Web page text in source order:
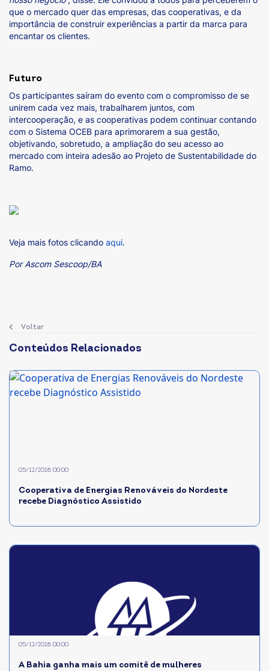
que o mercado quer das empresas, das cooperativas, e da
importância de construir experiências a partir da marca para
encantar os clientes.
Futuro
Os participantes saíram do evento com o compromisso de se
unirem cada vez mais, trabalharem juntos, com
intercooperação, e as cooperativas podem continuar contando
com o Sistema OCEB para aprimorarem a sua gestão,
objetivando, sobretudo, a ampliação do seu acesso ao
mercado com inteira adesão ao Projeto de Sustentabilidade do
Ramo.
Veja mais fotos clicando aqui.
Por Ascom Sescoop/BA​
Voltar
Conteúdos Relacionados
Cooperativa de Energias Renováveis do Nordeste
recebe Diagnóstico Assistido
05/12/2018 00:00
A Bahia ganha mais um comitê de mulheres
05/12/2018 00:00